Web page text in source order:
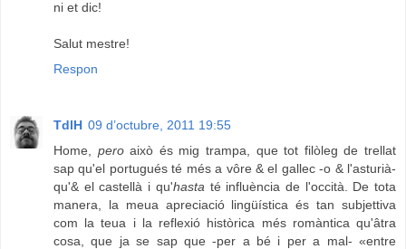
ni et dic!
Salut mestre!
Respon
TdlH 09 d’octubre, 2011 19:55
Home, peroaixò és mig trampa, que tot filòleg de trellat
sap qu'el portugués té més a vôre & el gallec -o & l'asturià-
qu'& el castellà i qu'hasta té influència de l'occità. De tota
manera, la meua apreciació lingüística és tan subjettiva
com la teua i la reflexió històrica més romàntica qu'âtra
cosa, que ja se sap que -per a bé i per a mal- «entre